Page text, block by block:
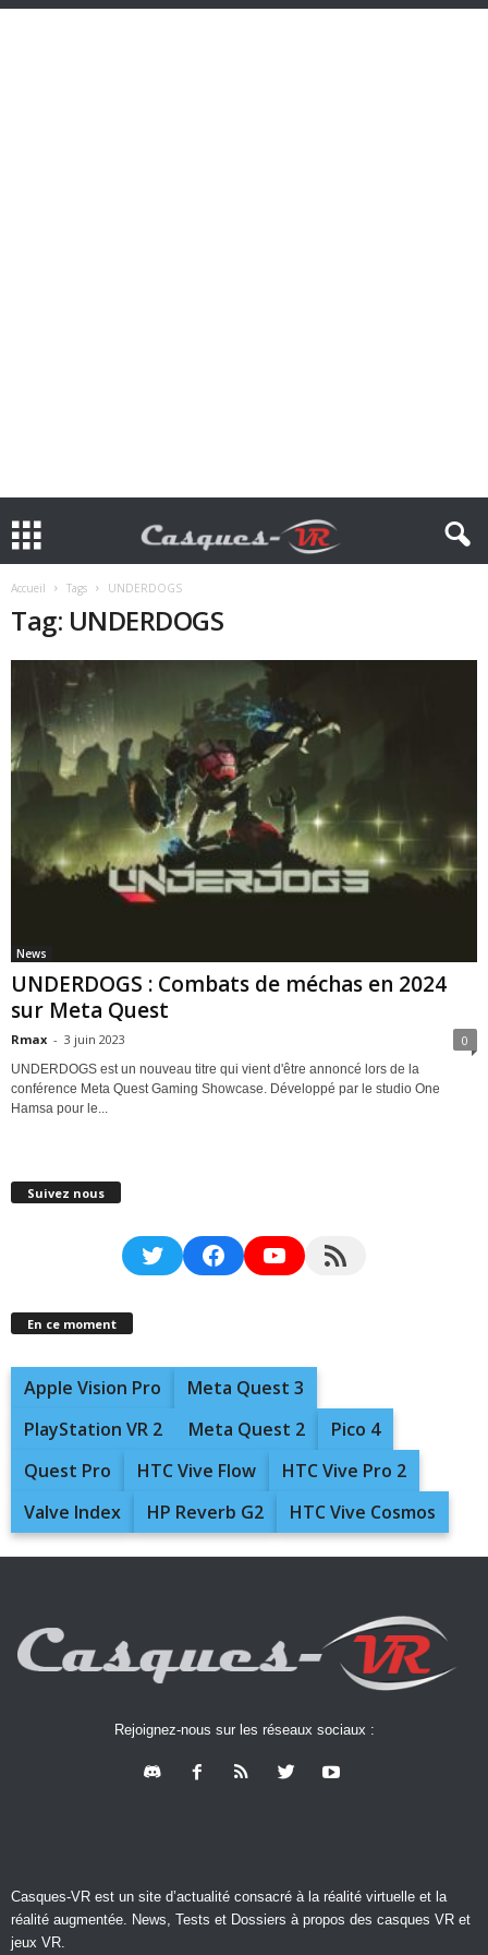
Accueil Tags UNDERDOGS
Tag: UNDERDOGS
News
UNDERDOGS : Combats de méchas en 2024
sur Meta Quest
Rmax - 3 juin 2023 0
UNDERDOGS est un nouveau titre qui vient d'être annoncé lors de la
conférence Meta Quest Gaming Showcase. Développé par le studio One
Hamsa pour le...
Suivez nous
TwitterFacebookYouTubeRSS Feed
En ce moment
Apple Vision Pro
Meta Quest 3
PlayStation VR 2
Meta Quest 2
Pico 4
Quest Pro
HTC Vive Flow
HTC Vive Pro 2
Valve Index
HP Reverb G2 HTC Vive Cosmos
Rejoignez-nous sur les réseaux sociaux :
Casques-VR est un site d’actualité consacré à la réalité virtuelle et la
réalité augmentée. News, Tests et Dossiers à propos des casques VR et
jeux VR.